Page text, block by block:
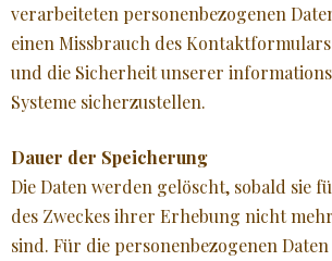
verarbeiteten personenbezogenen
einen Missbrauch des
und die Sicherheit unserer
Systeme sicherzustellen.
Dauer der Speicherung
Die Daten werden gelöscht, sobald sie
des Zweckes ihrer Erhebung nicht
sind. Für die personenbezogenen